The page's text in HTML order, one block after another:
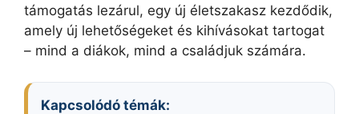
támogatás lezárul, egy új életszakasz kezdődik,
amely új lehetőségeket és kihívásokat tartogat
– mind a diákok, mind a családjuk számára.
Kapcsolódó témák: